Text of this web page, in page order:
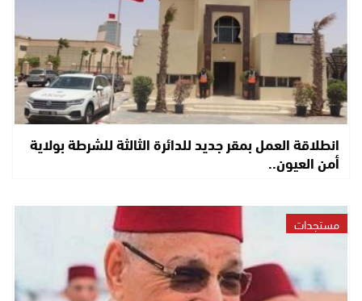
انطلاقة العمل بمقر جديد للدائرة الثالثة للشرطة بولاية
أمن العيون..
مستجدات